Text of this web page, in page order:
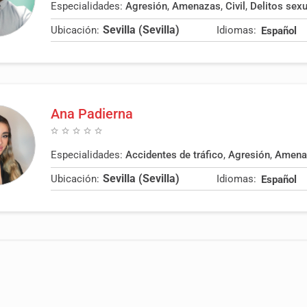
Especialidades: Agresión, Amenazas, Civil , Delitos
Ubicación: Sevilla (Sevilla) Idiomas: Español
Ana Padierna
Especialidades: Accidentes de tráfico, Agresión,
Ubicación: Sevilla (Sevilla) Idiomas: Español